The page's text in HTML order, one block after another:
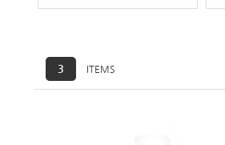
3 ITEMS